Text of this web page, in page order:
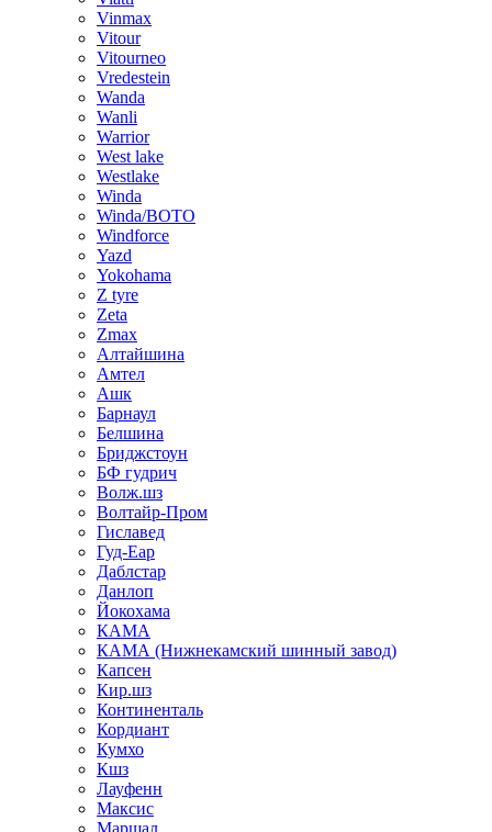
Vinmax
Vitour
Vitourneo
Vredestein
Wanda
Wanli
Warrior
West lake
Westlake
Winda
Winda/BOTO
Windforce
Yazd
Yokohama
Z tyre
Zeta
Zmax
Алтайшина
Амтел
Ашк
Барнаул
Белшина
Бриджстоун
БФ гудрич
Волж.шз
Волтайр-Пром
Гиславед
Гуд-Еар
Даблстар
Данлоп
Йокохама
КАМА
КАМА (Нижнекамский шинный завод)
Капсен
Кир.шз
Континенталь
Кордиант
Кумхо
Кшз
Лауфенн
Максис
Маршал